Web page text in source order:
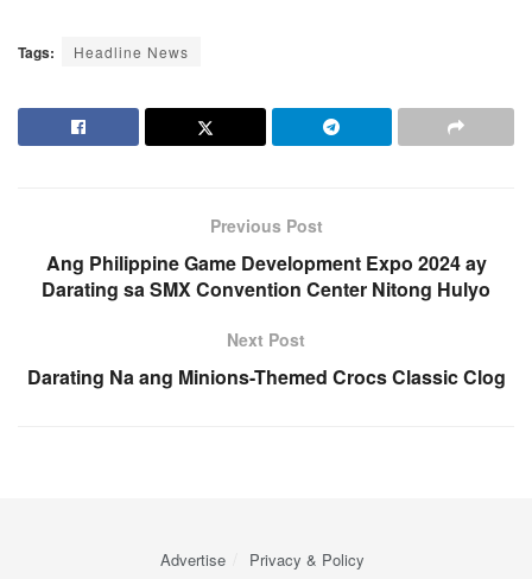
Tags: Headline News
Previous Post
Ang Philippine Game Development Expo 2024 ay
Darating sa SMX Convention Center Nitong Hulyo
Next Post
Darating Na ang Minions-Themed Crocs Classic Clog
Advertise Privacy & Policy